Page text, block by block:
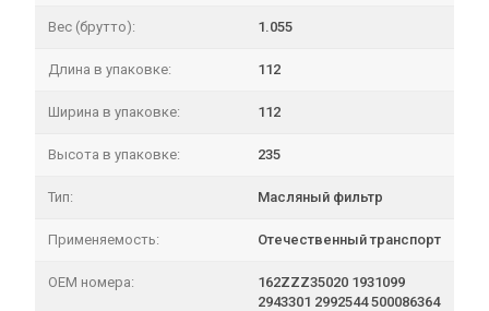
Вес (брутто): 1.055
Длина в упаковке: 112
Ширина в упаковке: 112
Высота в упаковке: 235
Тип: Масляный фильтр
Применяемость: Отечественный транспорт
OEM номера:
162ZZZ35020 1931099
2943301 2992544 500086364